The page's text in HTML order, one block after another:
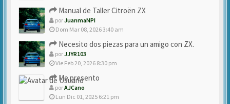
Manual de Taller Citroën ZX
porJuanmaNPI
Dom Mar 08, 2026 3:40 am
Necesito dos piezas para un amigo con ZX.
porJJYR103
Vie Feb 20, 2026 8:30 pm
Me presento
porAJCano
Lun Dic 01, 2025 6:21 pm